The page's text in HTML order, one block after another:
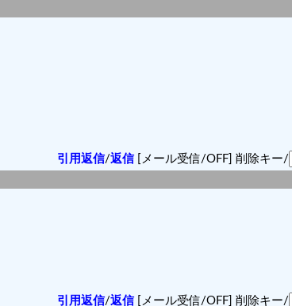
引用返信/返信[メール受信/OFF] 削除キー/
引用返信/返信[メール受信/OFF] 削除キー/